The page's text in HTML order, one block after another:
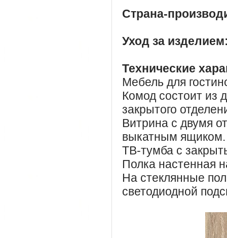
Страна-
Уход за
Технические
Мебель для
Комод состоит из
закрытого
Витрина с двумя
выкатным ящиком.
ТВ-тумба с
Полка настенная
На стеклянные
светодиодной